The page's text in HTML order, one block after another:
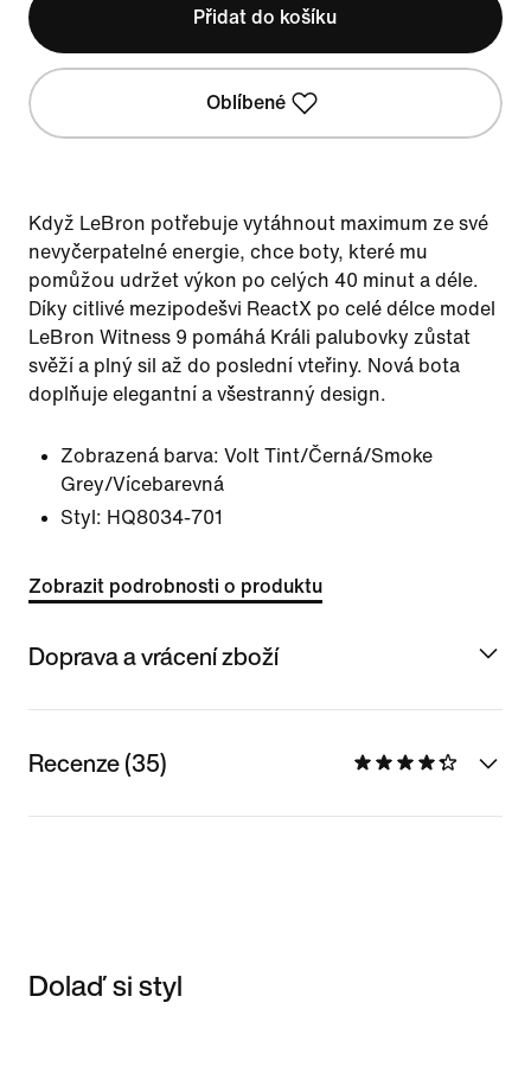
Přidat do košíku
Oblíbené
Když LeBron potřebuje vytáhnout maximum ze své
nevyčerpatelné energie, chce boty, které mu
pomůžou udržet výkon po celých 40 minut a déle.
Díky citlivé mezipodešvi ReactX po celé délce model
LeBron Witness 9 pomáhá Králi palubovky zůstat
svěží a plný sil až do poslední vteřiny. Nová bota
doplňuje elegantní a všestranný design.
Zobrazená barva: Volt Tint/Černá/Smoke
Grey/Vícebarevná
Styl: HQ8034-701
Zobrazit podrobnosti o produktu
Doprava a vrácení zboží
Recenze (35)
Dolaď si styl